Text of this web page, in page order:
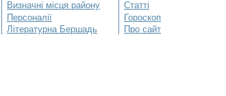
Визначні місця району
Персоналії
Літературна Бершадь
Статті
Гороскоп
Про сайт